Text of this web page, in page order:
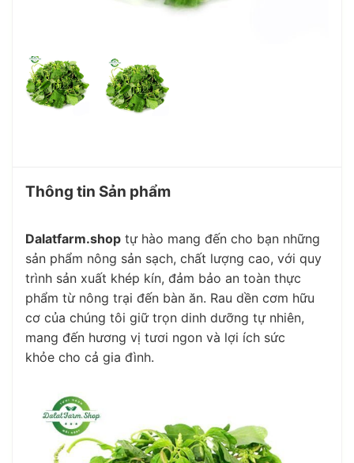
Thông tin Sản phẩm
Dalatfarm.shop tự hào mang đến cho bạn những
sản phẩm nông sản sạch, chất lượng cao, với quy
trình sản xuất khép kín, đảm bảo an toàn thực
phẩm từ nông trại đến bàn ăn. Rau dền cơm hữu
cơ của chúng tôi giữ trọn dinh dưỡng tự nhiên,
mang đến hương vị tươi ngon và lợi ích sức
khỏe cho cả gia đình.